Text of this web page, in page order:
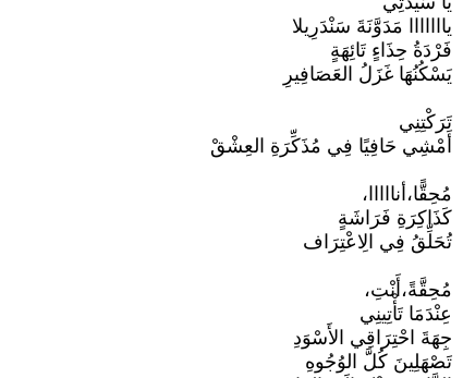
يااااااا مَدَوَّنَةَ سَنْدَرِيلا
فَرْدَةُ حِذَاءٍ تَائِهَةٍ
يَسْكُنُهَا غَزَلُ العَصَافِيرِ
تَرَكْتِنِي
أَمْشِي حَافِيًا فِي مُذَكِّرَةِ العِشْقْ
مُحِقًّا،أنااااا،
كَذَاكِرَةِ فَرَاشَةٍ
تُحَلِّقُ فِي الِاعْتِرَاف
مُحِقَّةً،أَنْتِ،
عِنْدَمَا تَأْتِينِي
جِهَةَ احْتِرَاقِي الأَسْوَدِ
تَصْهَلِينَ كُلَّ الوُجُوهِ